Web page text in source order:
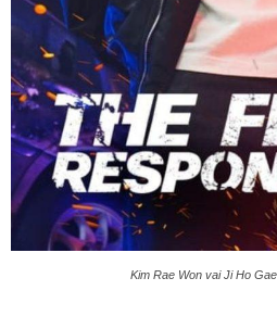
Kim Rae Won vai Ji Ho